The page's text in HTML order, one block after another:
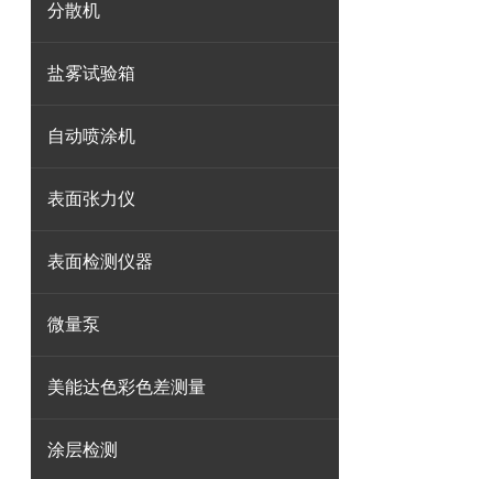
分散机
盐雾试验箱
自动喷涂机
表面张力仪
表面检测仪器
微量泵
美能达色彩色差测量
涂层检测